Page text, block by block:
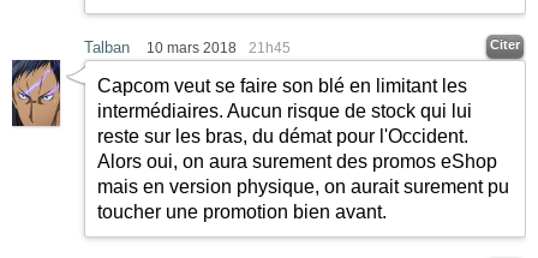
Talban 10 mars 2018 21h45 Citer
Capcom veut se faire son blé en limitant les
intermédiaires. Aucun risque de stock qui lui
reste sur les bras, du démat pour l'Occident.
Alors oui, on aura surement des promos eShop
mais en version physique, on aurait surement pu
toucher une promotion bien avant.